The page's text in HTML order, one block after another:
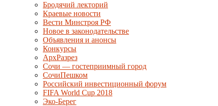
Бродячий лекторий
Краевые новости
Вести Минстроя РФ
Новое в законодательстве
Объявления и анонсы
Конкурсы
АрхРазрез
Сочи — гостеприимный город
СочиПешком
Российский инвестиционный форум
FIFA World Cup 2018
Эко-Берег